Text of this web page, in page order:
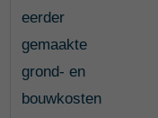
eerder
gemaakte
grond- en
bouwkosten